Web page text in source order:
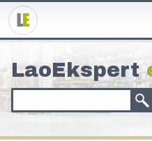
LaoEkspert